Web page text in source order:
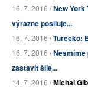
16. 7. 2016 /New
výrazně posiluje...
16. 7. 2016 /Turecko:
16. 7. 2016 /Nesmíme
zastavit šíle...
14. 7. 2016 /Michal